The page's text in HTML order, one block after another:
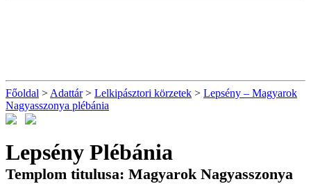
Főoldal > Adattár> Lelkipásztori körzetek > Lepsény – Magyarok
Nagyasszonya plébánia
Lepsény Plébánia
Templom titulusa: Magyarok Nagyasszonya